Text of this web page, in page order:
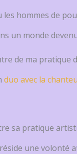
les hommes de
un monde
de ma pratique
duo avec la
sa pratique
une volonté